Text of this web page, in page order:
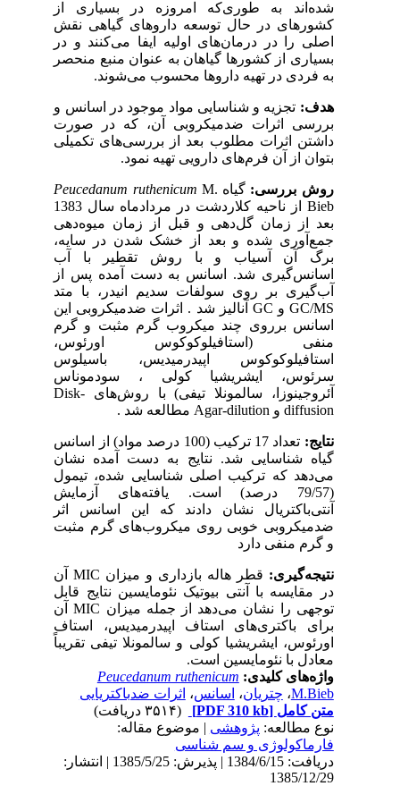
شده‌اند به طوری‌که امروزه در بسیاری از
کشورهای در حال توسعه داروهای گیاهی نقش
اصلی را در درمان‌های اولیه ایفا می‌کنند و در
بسیاری از کشورها گیاهان به عنوان منبع منحصر
به فردی در تهیه داروها محسوب می‌شوند.
هدف:تجزیه و شناسایی مواد موجود در اسانس و
بررسی اثرات ضدمیکروبی آن، که در صورت
داشتن اثرات مطلوب بعد از بررسی‌های تکمیلی
بتوان از آن فرم‌های دارویی تهیه نمود.
روش بررسی:گیاه Peucedanum ruthenicum M.
Bieb از ناحیه کلاردشت در مردادماه سال 1383
بعد از زمان گل‌دهی و قبل از زمان میوه‌دهی
جمع‌آوری شده و بعد از خشک شدن در سایه،
برگ آن آسیاب و با روش تقطیر با آب
اسانس‌گیری شد. اسانس به دست آمده پس از
آب‌گیری بر روی سولفات سدیم انیدر، با متد
GC/MS و GC آنالیز شد . اثرات ضدمیکروبی این
اسانس برروی چند میکروب گرم مثبت و گرم
منفی (استافیلوکوکوس اورئوس،
استافیلوکوکوس اپیدرمیدیس، باسیلوس
سرئوس، ایشریشیا کولی ، سودموناس
آئروجینوزا، سالمونلا تیفی) با روش‌های Disk-
diffusion و Agar-dilution مطالعه شد .
نتایج:
تعداد 17 ترکیب (100 درصد مواد) از اسانس
گیاه شناسایی شد. نتایج به دست آمده نشان
می‌دهد که ترکیب اصلی شناسایی شده، تیمول
(79/57 درصد) است. یافته‌های آزمایش
آنتی‌باکتریال نشان دادند که این اسانس اثر
ضدمیکروبی خوبی روی میکروب‌های گرم مثبت
و گرم منفی دارد
نتیجه‌گیری:
قطر هاله بازداری و میزان MIC آن
در مقایسه با آنتی بیوتیک نئومایسین نتایج قابل
توجهی را نشان می‌دهد از جمله میزان MIC آن
برای باکتری‌های استاف اپیدرمیدیس، استاف
اورئوس، ایشریشیا کولی و سالمونلا تیفی تقریباً
معادل با نئومایسین است.
واژه‌های کلیدی:Peucedanum ruthenicum
M.Bieb،چتریان ،اسانس،اثرات ضدباکتریایی
متن کامل[PDF 310 kb]
(۳۵۱۴ دریافت)
نوع مطالعه:پژوهشی| موضوع مقاله:
فارماكولوژی و سم شناسی
دریافت: 1384/6/15 | پذیرش: 1385/5/25 | انتشار:
1385/12/29